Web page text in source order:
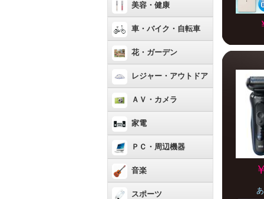
美容・健康
車・バイク・自転車
花・ガーデン
レジャー・アウトドア
ＡＶ・カメラ
家電
ＰＣ・周辺機器
音楽
スポーツ